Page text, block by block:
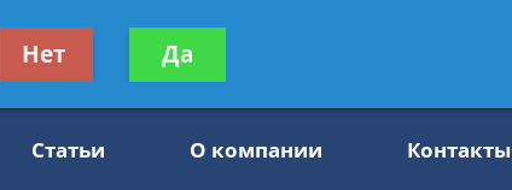
Получите консультацию
бесплатно
Статьи О компании Контакты
Нет Да